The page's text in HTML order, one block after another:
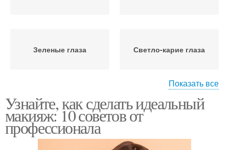
Зеленые глаза Светло-карие глаза
Черные глаза Яркие глаза
Показать все
Узнайте, как сделать идеальный
макияж: 10 советов от
профессионала